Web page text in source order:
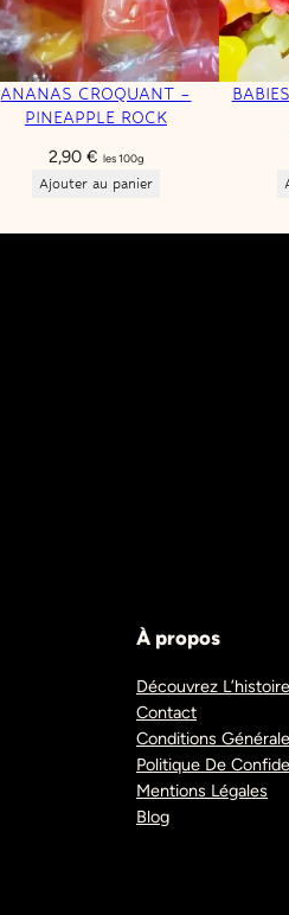
ANANAS CROQUANT –
PINEAPPLE ROCK
2,90 € les 100g
Ajouter au panier
À propos
Découvrez
Contact
Conditions
Politique De
Mentions Légales
Blog